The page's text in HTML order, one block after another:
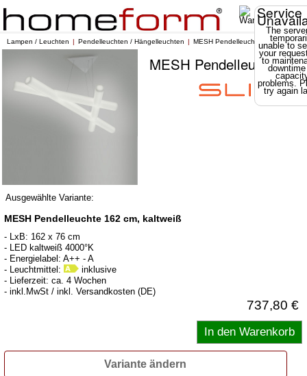
Service
The
unable to
your
to
problems.
try again
Lampen / Leuchten Pendelleuchten / Hängelleuchten MESH Pendelleuchte
MESH Pendelleuchte
Ausgewählte Variante:
MESH Pendelleuchte 162 cm, kaltweiß
- LxB: 162 x 76 cm
- LED kaltweiß 4000°K
- Energielabel: A++ - A
- Leuchtmittel:
inklusive
- Lieferzeit: ca. 4 Wochen
- inkl.MwSt / inkl. Versandkosten (DE)
737,80 €
Variante ändern